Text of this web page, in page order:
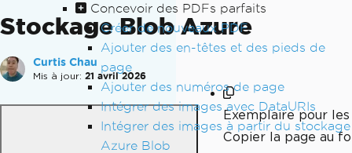
Concevoir des PDFs parfaits
Créer de nouveaux PDF
Ajouter des en-têtes et des pieds de
page
Ajouter des numéros de page
Intégrer des images avec DataURIs
Intégrer des images à partir du stockage
Azure Blob
Stockage Blob Azure
Curtis Chau
Mis à jour: 21 avril 2026
Exemplaire pour les
Copier la page au